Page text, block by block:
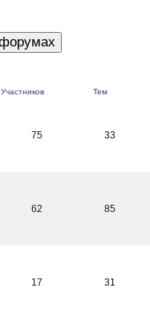
Участников Тем
75
33
62
85
17
31